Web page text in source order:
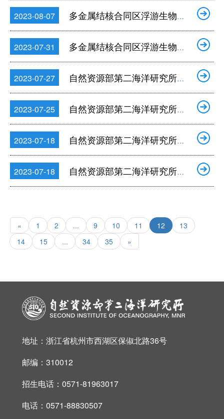
2023-08-07 多金属结核合同区浮游生物样品采集与鉴定分析服务采购项目成交结果公告
2023-07-31 多金属结核合同区浮游生物样品采集与鉴定分析服务采购项目的竞争性谈判公告
2023-07-27 自然资源部第二海洋研究所流速剖面仪采购项目的废标公告
2023-07-25 自然资源部第二海洋研究所大洋号物料（二）采购项目成交结果公告
2023-07-18 自然资源部第二海洋研究所前视声呐设备采购项目成交结果公告
2023-07-18 自然资源部第二海洋研究所流速剖面仪采购项目询价公告
« 1 2 ... 9 10 11 12
13
14
15 ... 34 35 »
地址：浙江省杭州市西湖区保俶北路36号
邮编：310012
招生电话：0571-81963017
电话：0571-88830507